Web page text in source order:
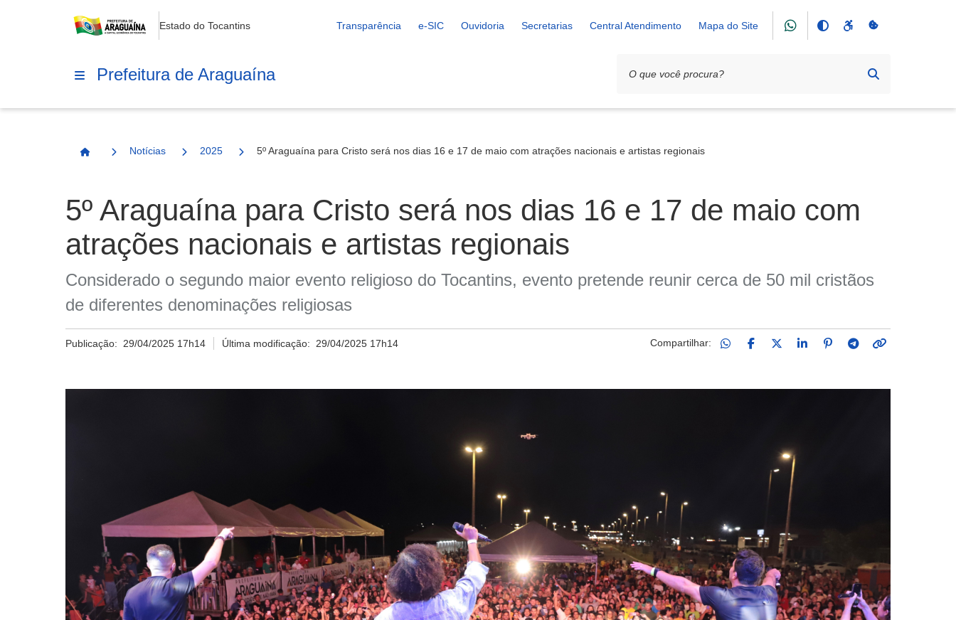
Estado do Tocantins Transparência e-SIC Ouvidoria Secretarias Central Atendimento Mapa do Site
Prefeitura de Araguaína
Página Inicial
Notícias 2025 5º Araguaína para Cristo será nos dias 16 e 17 de maio com atrações nacionais e artistas regionais
5º Araguaína para Cristo será nos dias 16 e 17 de maio com
atrações nacionais e artistas regionais
Considerado o segundo maior evento religioso do Tocantins, evento pretende reunir cerca de 50 mil cristãos
de diferentes denominações religiosas
Publicação: 29/04/2025 17h14 Última modificação: 29/04/2025 17h14 Compartilhar: